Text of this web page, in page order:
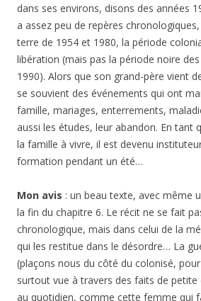
dans ses environs, disons des années
a assez peu de repères
terre de 1954 et 1980, la période
libération (mais pas la période noire
1990). Alors que son grand-père vient
se souvient des événements qui ont
famille, mariages, enterrements,
aussi les études, leur abandon. En tant
la famille à vivre, il est devenu
formation pendant un été…
Mon avis : un beau texte, avec même
la fin du chapitre 6. Le récit ne se fait
chronologique, mais dans celui de la
qui les restitue dans le désordre… La
(plaçons nous du côté du colonisé,
surtout vue à travers des faits de petite
au quotidien, comme cette femme qui